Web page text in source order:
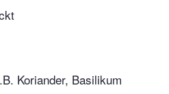
Koriander, Basilikum